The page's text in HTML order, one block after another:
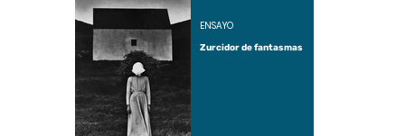
Zurcidor de fantasmas
ENSAYO